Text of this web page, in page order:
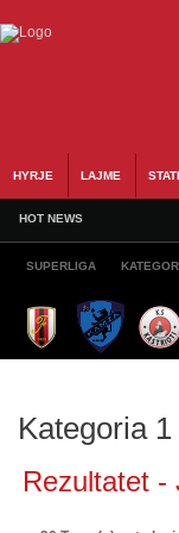
HYRJE LAJME
HOT NEWS
SUPERLIGA
Kategoria
Rezultatet -